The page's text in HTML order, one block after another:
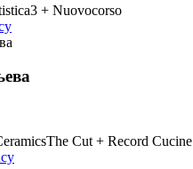
+ Nuovocorso
The Cut + Record Cucine